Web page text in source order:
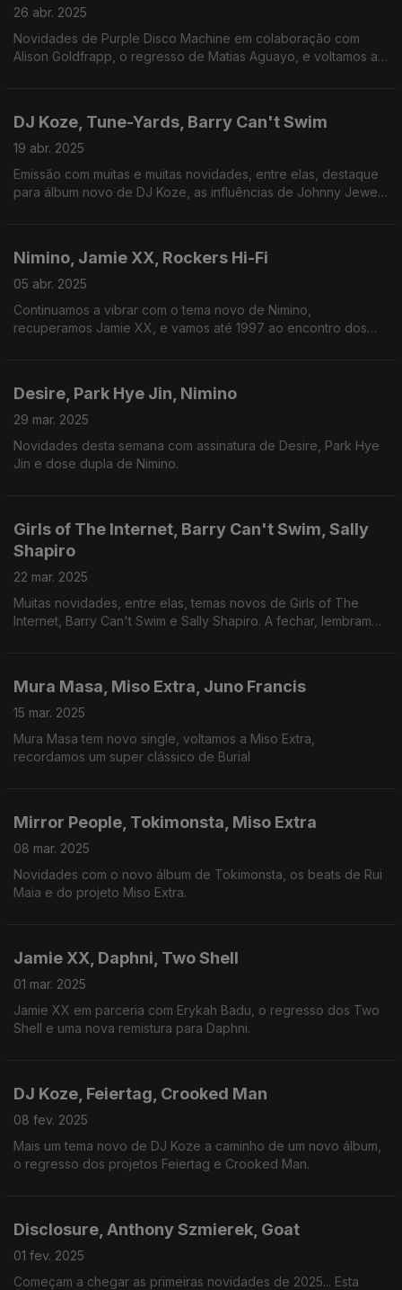
26 abr. 2025
Novidades de Purple Disco Machine em colaboração com
Alison Goldfrapp, o regresso de Matias Aguayo, e voltamos a
DJ Koze, Tune-Yards, Barry Can't Swim
19 abr. 2025
Emissão com muitas e muitas novidades, entre elas, destaque
para álbum novo de DJ Koze, as influências de Johnny Jewel
Nimino, Jamie XX, Rockers Hi-Fi
05 abr. 2025
Continuamos a vibrar com o tema novo de Nimino,
recuperamos Jamie XX, e vamos até 1997 ao encontro dos
Desire, Park Hye Jin, Nimino
29 mar. 2025
Novidades desta semana com assinatura de Desire, Park Hye
Jin e dose dupla de Nimino.
Girls of The Internet, Barry Can't Swim, Sally
Shapiro
22 mar. 2025
Muitas novidades, entre elas, temas novos de Girls of The
Internet, Barry Can't Swim e Sally Shapiro. A fechar, lembramos
Mura Masa, Miso Extra, Juno Francis
15 mar. 2025
Mura Masa tem novo single, voltamos a Miso Extra,
recordamos um super clássico de Burial
Mirror People, Tokimonsta, Miso Extra
08 mar. 2025
Novidades com o novo álbum de Tokimonsta, os beats de Rui
Maia e do projeto Miso Extra.
Jamie XX, Daphni, Two Shell
01 mar. 2025
Jamie XX em parceria com Erykah Badu, o regresso dos Two
Shell e uma nova remistura para Daphni.
DJ Koze, Feiertag, Crooked Man
08 fev. 2025
Mais um tema novo de DJ Koze a caminho de um novo álbum,
o regresso dos projetos Feiertag e Crooked Man.
Disclosure, Anthony Szmierek, Goat
01 fev. 2025
Começam a chegar as primeiras novidades de 2025... Esta